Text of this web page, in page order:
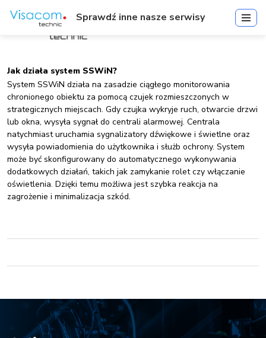
Jak działa system SSWiN?
System SSWiN działa na zasadzie ciągłego monitorowania
chronionego obiektu za pomocą czujek rozmieszczonych w
strategicznych miejscach. Gdy czujka wykryje ruch, otwarcie drzwi
lub okna, wysyła sygnał do centrali alarmowej. Centrala
natychmiast uruchamia sygnalizatory dźwiękowe i świetlne oraz
wysyła powiadomienia do użytkownika i służb ochrony. System
może być skonfigurowany do automatycznego wykonywania
dodatkowych działań, takich jak zamykanie rolet czy włączanie
oświetlenia. Dzięki temu możliwa jest szybka reakcja na
zagrożenie i minimalizacja szkód.
Sprawdź inne nasze serwisy